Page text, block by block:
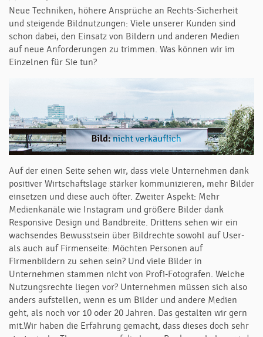
Neue Techniken, höhere Ansprüche an Rechts-Sicherheit
und steigende Bildnutzungen: Viele unserer Kunden sind
schon dabei, den Einsatz von Bildern und anderen Medien
auf neue Anforderungen zu trimmen. Was können wir im
Einzelnen für Sie tun?
Auf der einen Seite sehen wir, dass viele Unternehmen dank
positiver Wirtschaftslage stärker kommunizieren, mehr Bilder
einsetzen und diese auch öfter. Zweiter Aspekt: Mehr
Medienkanäle wie Instagram und größere Bilder dank
Responsive Design und Bandbreite. Drittens sehen wir ein
wachsendes Bewusstsein über Bildrechte sowohl auf User-
als auch auf Firmenseite: Möchten Personen auf
Firmenbildern zu sehen sein? Und viele Bilder in
Unternehmen stammen nicht von Profi-Fotografen. Welche
Nutzungsrechte liegen vor? Unternehmen müssen sich also
anders aufstellen, wenn es um Bilder und andere Medien
geht, als noch vor 10 oder 20 Jahren. Das gestalten wir gern
mit.Wir haben die Erfahrung gemacht, dass dieses doch sehr